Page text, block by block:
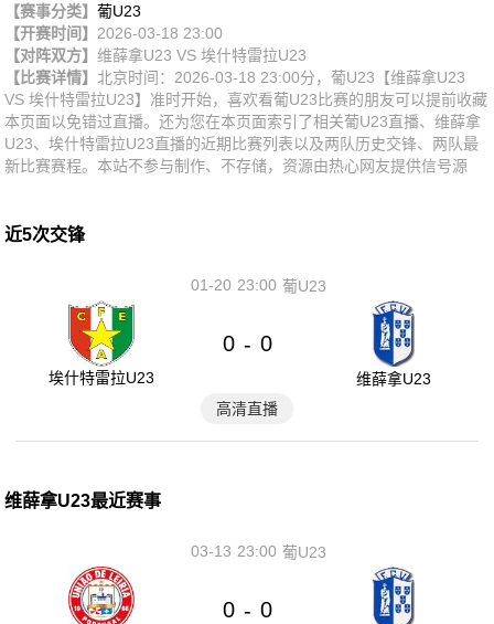
【赛事分类】葡U23
【开赛时间】 2026-03-18 23:00
【对阵双方】维薛拿U23 VS埃什特雷拉U23
【比赛详情】 北京时间：2026-03-18 23:00分，葡U23【维薛拿U23
VS 埃什特雷拉U23】准时开始，喜欢看葡U23比赛的朋友可以提前收藏
本页面以免错过直播。还为您在本页面索引了相关葡U23直播、维薛拿
U23、埃什特雷拉U23直播的近期比赛列表以及两队历史交锋、两队最
新比赛赛程。本站不参与制作、不存储，资源由热心网友提供信号源
近5次交锋
23:00
01-20 葡U23
埃什特雷拉U23
0 - 0
维薛拿U23
高清直播
维薛拿U23最近赛事
23:00
03-13 葡U23
0 - 0